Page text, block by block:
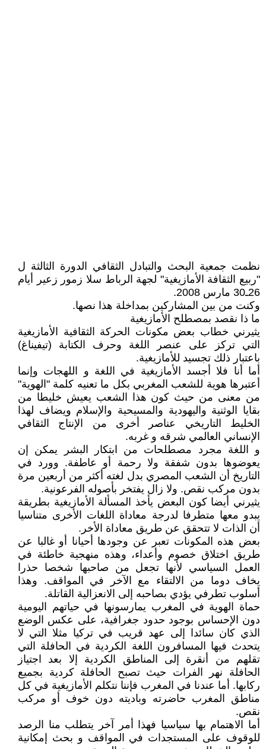
نظمت جمعية البحث والتبادل الثقافي الدورة الثالثة ل
"ربيع الثقافة الأمازيغية" لجهة الرباط سلا زمور زعير أيام
26ـ30 مارس 2008.
وكنت من بين المشاركين بمداخلة هذا نصها.
ما ذا نقصد بمصطلح الأمازيغية
يثيرني خطاب بعض مكونات الحركة الثقافية الأمازيغية
التي تركز على عنصر اللغة وحرف الكتابة (تيفيناغ)
باعتبار ذلك تجسيد للأمازيغية.
أما أنا فلا أجسد الأمازيغية في اللغة و اللهجات وإنما
أعتبرها هوية للشعب المغربي بكل ما تعنيه كلمة "الهوية"
من معنى من حيث كون هذا الشعب يعيش خليطا من
بقايا الوثنية واليهودية والمسيحية والإسلام ويضاف لهذا
الخليط التاريخي عناصر أخرى من الإنتاج الثقافي
الإنساني العالمي شرقه و غربه.
و اللغة مجرد مصطلحات من ابتكار البشر يمكن إن
يعوضوها بدون شفقة ولا رحمة أو عاطفة. وورد في
التاريخ أن الشعب المصري بدل لغته أكثر من أربعين مرة
بدون مركب نقص. ولا زال يفتخر بأصوله الفرعونية.
يثيرني أيضا كون البعض يأخذ المسألة الأمازيغية بطريقة
يبدو معها متطرفا لدرجة معاداة اللغات الأخرى متناسيا
أن الذات لا تتحقق عن طريق معاداة الأخر.
بعض هذه المكونات تعبر عن وجودها أحيانا أو غالبا عن
طريق اختلاق خصوم وأعداء، وهذه منهجية خاطئة في
العمل السياسي لأنها تجعل من صاحبها شخصا حذرا
يخاف دوما من الالتقاء مع الآخر في المواقف. وهذا
أسلوب تطرفي يؤدي بصاحبه إلى الانعزالية القاتلة.
حماة الهوية في المغرب يمارسونها في حياتهم اليومية
دون الإحساس بوجود حدود جغرافية، على عكس الوضع
الذي كان سائدا إلى عهد قريب في تركيا مثلا التي لا
يتحدث فيها المسافرون اللغة الكردية في الحافلة التي
تقلهم من أنقرة إلى المناطق الكردية إلا بعد اجتياز
الحافلة نهر الفرات حيث تصبح الحافلة كردية بجميع
ركابها. أما عندنا في المغرب فإننا نتكلم الأمازيغية في كل
مناطق المغرب حاضرته وباديته دون خوف أو مركب
نقص.
أما الاهتمام بها سياسيا فهذا أمر آخر يتطلب منا الرصد
للوقوف على المستجدات في المواقف و بحث إمكانية